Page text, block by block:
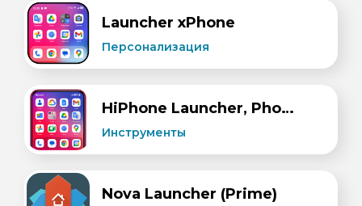
Launcher xPhone
Персонализация
HiPhone Launcher, Phone 15
Инструменты
Nova Launcher (Prime)